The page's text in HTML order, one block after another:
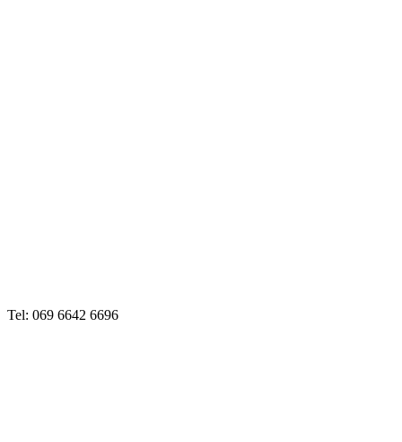
Tel: 069 6642 6696